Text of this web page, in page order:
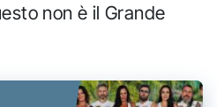
non è il Grande